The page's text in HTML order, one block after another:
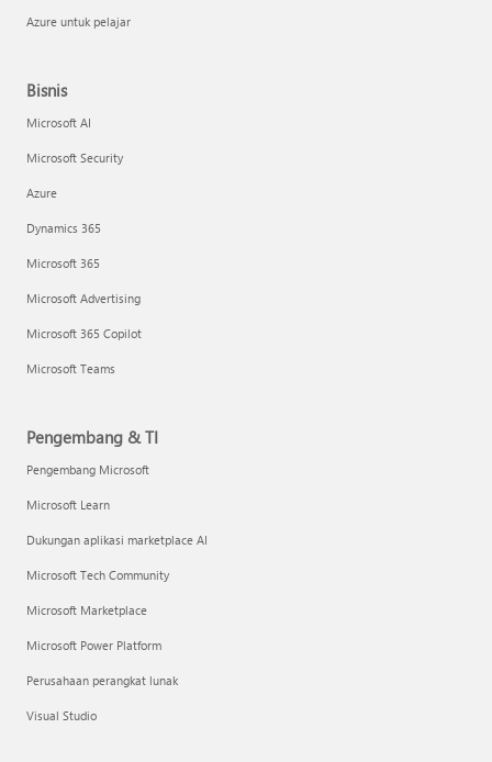
Azure untuk pelajar
Bisnis
Microsoft AI
Microsoft Security
Azure
Dynamics 365
Microsoft 365
Microsoft Advertising
Microsoft 365 Copilot
Microsoft Teams
Pengembang & TI
Pengembang Microsoft
Microsoft Learn
Dukungan aplikasi marketplace AI
Microsoft Tech Community
Microsoft Marketplace
Microsoft Power Platform
Perusahaan perangkat lunak
Visual Studio